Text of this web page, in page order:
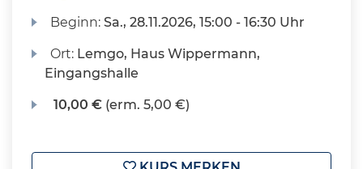
Beginn:Sa., 28.11.2026, 15:00 - 16:30 Uhr
Ort: Lemgo, Haus Wippermann,
Eingangshalle
10,00 € (erm. 5,00 €)